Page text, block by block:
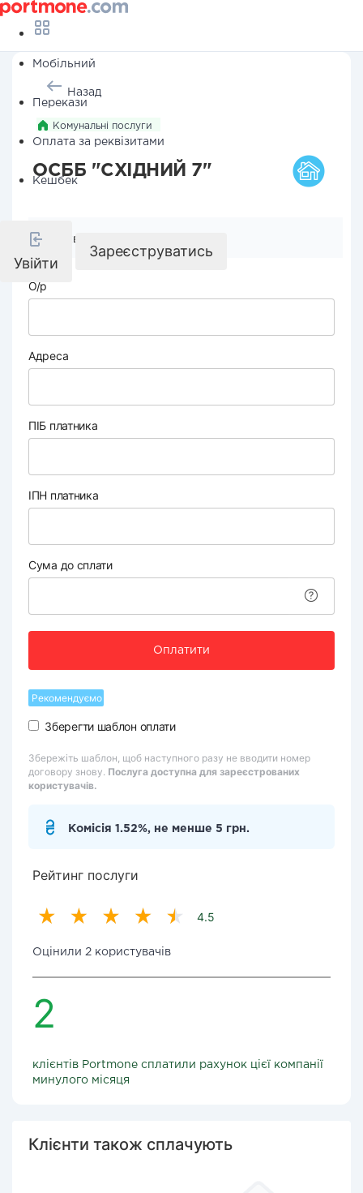
Мобільний
Перекази
Оплата за реквізитами
Кешбек
Увійти
Зареєструватись
Назад
Комунальні послуги
ОСББ "СХІДНИЙ 7"
Реквізити компанії
О/р
Адреса
ПІБ платника
ІПН платника
Сума до сплати
Оплатити
Рекомендуємо
Зберегти шаблон оплати
Збережіть шаблон, щоб наступного разу не вводити номер
договору знову. Послуга доступна для зареєстрованих
користувачів.
Комісія 1.52%, не менше 5 грн.
Рейтинг послуги
4.5
Оцінили 2 користувачів
2
клієнтів Portmone сплатили рахунок цієї компанії
минулого місяця
Клієнти також сплачують